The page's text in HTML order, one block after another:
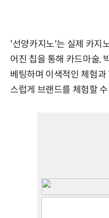
'선양카지노'는 실제 카지
어진 칩을 통해 카드마술,
베팅하며 이색적인 체험
스럽게 브랜드를 체험할